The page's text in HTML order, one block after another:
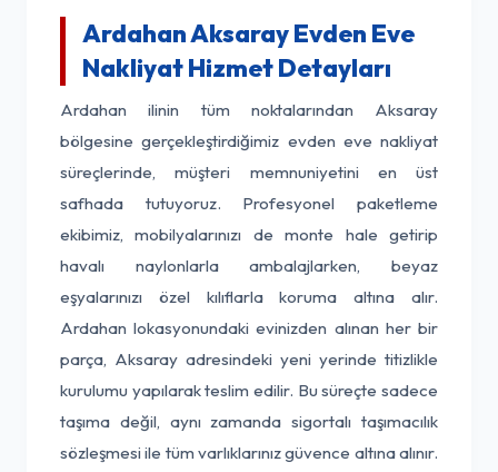
Ardahan Aksaray Evden Eve
Nakliyat Hizmet Detayları
Ardahan ilinin tüm noktalarından Aksaray
bölgesine gerçekleştirdiğimiz evden eve nakliyat
süreçlerinde, müşteri memnuniyetini en üst
safhada tutuyoruz. Profesyonel paketleme
ekibimiz, mobilyalarınızı de monte hale getirip
havalı naylonlarla ambalajlarken, beyaz
eşyalarınızı özel kılıflarla koruma altına alır.
Ardahan lokasyonundaki evinizden alınan her bir
parça, Aksaray adresindeki yeni yerinde titizlikle
kurulumu yapılarak teslim edilir. Bu süreçte sadece
taşıma değil, aynı zamanda sigortalı taşımacılık
sözleşmesi ile tüm varlıklarınız güvence altına alınır.